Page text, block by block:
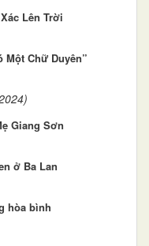
Lên Trời
Một Chữ Duyên”
Giang Sơn
ở Ba Lan
hòa bình